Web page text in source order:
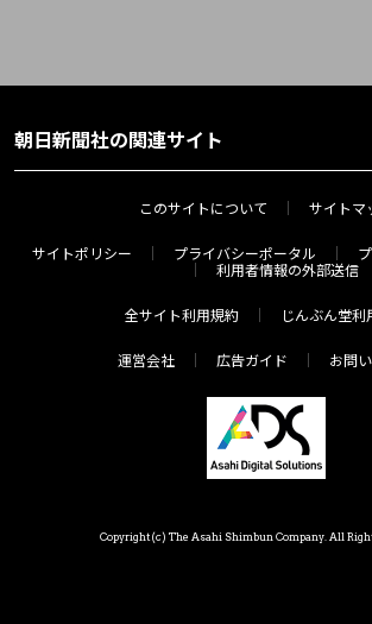
朝日新聞社の関連サイト
このサイトについて サイトマ
サイトポリシー プライバシーポータル
利用者情報の外部送信
全サイト利用規約 じんぶん堂利
運営会社 広告ガイド お問
Copyright(c) The Asahi Shimbun Company. All